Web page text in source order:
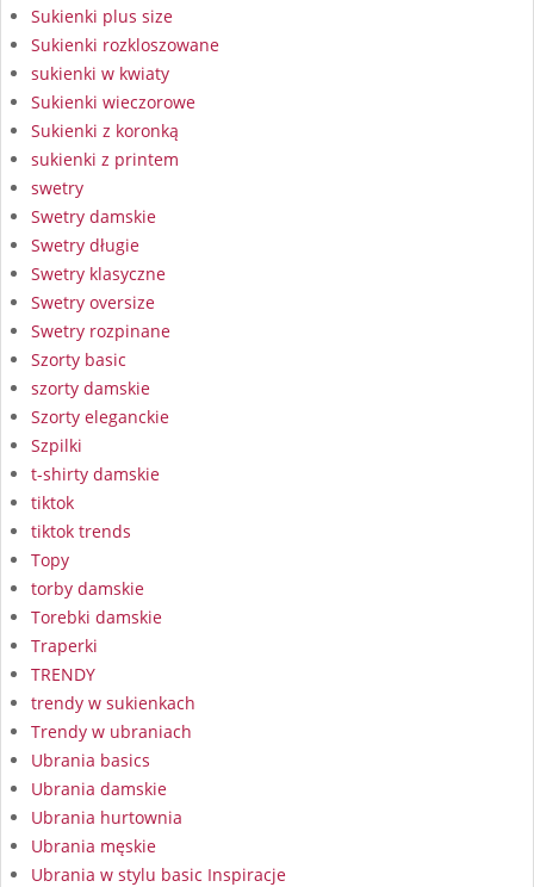
Sukienki plus size
Sukienki rozkloszowane
sukienki w kwiaty
Sukienki wieczorowe
Sukienki z koronką
sukienki z printem
swetry
Swetry damskie
Swetry długie
Swetry klasyczne
Swetry oversize
Swetry rozpinane
Szorty basic
szorty damskie
Szorty eleganckie
Szpilki
t-shirty damskie
tiktok
tiktok trends
Topy
torby damskie
Torebki damskie
Traperki
TRENDY
trendy w sukienkach
Trendy w ubraniach
Ubrania basics
Ubrania damskie
Ubrania hurtownia
Ubrania męskie
Ubrania w stylu basic Inspiracje